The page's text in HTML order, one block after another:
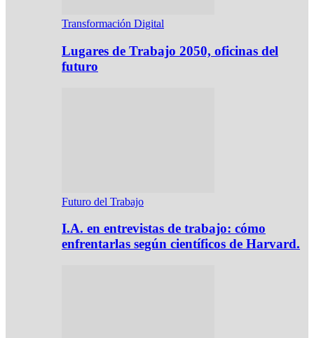
Transformación Digital
Lugares de Trabajo 2050, oficinas del
futuro
Futuro del Trabajo
I.A. en entrevistas de trabajo: cómo
enfrentarlas según científicos de Harvard.